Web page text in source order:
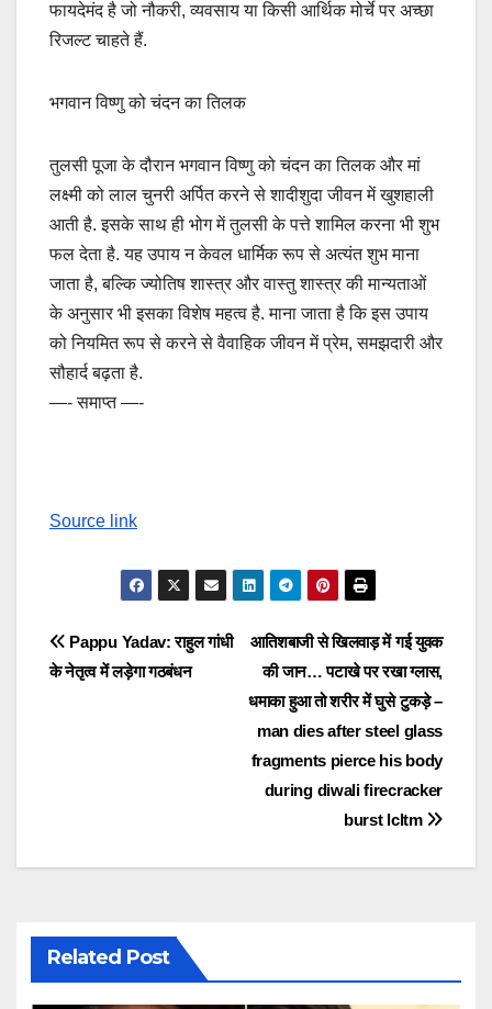
फायदेमंद है जो नौकरी, व्यवसाय या किसी आर्थिक मोर्चे पर अच्छा
रिजल्ट चाहते हैं.
भगवान विष्णु को चंदन का तिलक
तुलसी पूजा के दौरान भगवान विष्णु को चंदन का तिलक और मां
लक्ष्मी को लाल चुनरी अर्पित करने से शादीशुदा जीवन में खुशहाली
आती है. इसके साथ ही भोग में तुलसी के पत्ते शामिल करना भी शुभ
फल देता है. यह उपाय न केवल धार्मिक रूप से अत्यंत शुभ माना
जाता है, बल्कि ज्योतिष शास्त्र और वास्तु शास्त्र की मान्यताओं
के अनुसार भी इसका विशेष महत्व है. माना जाता है कि इस उपाय
को नियमित रूप से करने से वैवाहिक जीवन में प्रेम, समझदारी और
सौहार्द बढ़ता है.
—- समाप्त —-
Source link
Post
navigation
आतिशबाजी से खिलवाड़ में गई युवक
की जान… पटाखे पर रखा ग्लास,
धमाका हुआ तो शरीर में घुसे टुकड़े –
man dies after steel glass
fragments pierce his body
during diwali firecracker
burst lcltm
Pappu Yadav: राहुल गांधी
के नेतृत्व में लड़ेगा गठबंधन
Related Post